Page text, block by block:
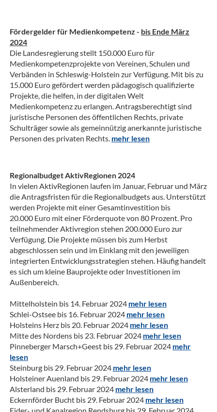
Fördergelder für Medienkompetenz - bis Ende März
2024
Die Landesregierung stellt 150.000 Euro für
Medienkompetenzprojekte von Vereinen, Schulen und
Verbänden in Schleswig-Holstein zur Verfügung. Mit bis zu
15.000 Euro gefördert werden pädagogisch qualifizierte
Projekte, die helfen, in der digitalen Welt
Medienkompetenz zu erlangen. Antragsberechtigt sind
juristische Personen des öffentlichen Rechts, private
Schulträger sowie als gemeinnützig anerkannte juristische
Personen des privaten Rechts. mehr lesen
Regionalbudget AktivRegionen 2024
In vielen AktivRegionen laufen im Januar, Februar und März
die Antragsfristen für die Regionalbudgets aus. Unterstützt
werden Projekte mit einer Gesamtinvestition bis
20.000 Euro mit einer Förderquote von 80 Prozent. Pro
teilnehmender Aktivregion stehen 200.000 Euro zur
Verfügung. Die Projekte müssen bis zum Herbst
abgeschlossen sein und im Einklang mit den jeweiligen
integrierten Entwicklungsstrategien stehen. Häufig handelt
es sich um kleine Bauprojekte oder Investitionen im
Außenbereich.
Mittelholstein bis 14. Februar 2024 mehr lesen
Schlei-Ostsee bis 16. Februar 2024 mehr lesen
Holsteins Herz bis 20. Februar 2024 mehr lesen
Mitte des Nordens bis 23. Februar 2024 mehr lesen
Pinneberger Marsch+Geest bis 29. Februar 2024 mehr
lesen
Steinburg bis 29. Februar 2024 mehr lesen
Holsteiner Auenland bis 29. Februar 2024 mehr lesen
Alsterland bis 29. Februar 2024 mehr lesen
Eckernförder Bucht bis 29. Februar 2024 mehr lesen